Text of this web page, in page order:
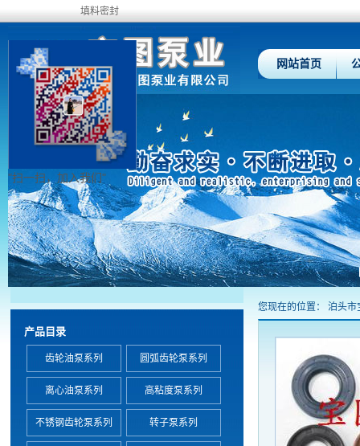
填料密封
网站首页
您现在的位置： 泊头市
产品目录
齿轮油泵系列 圆弧齿轮泵系列
离心油泵系列 高粘度泵系列
不锈钢齿轮泵系列 转子泵系列
"扫一扫，加入我们"